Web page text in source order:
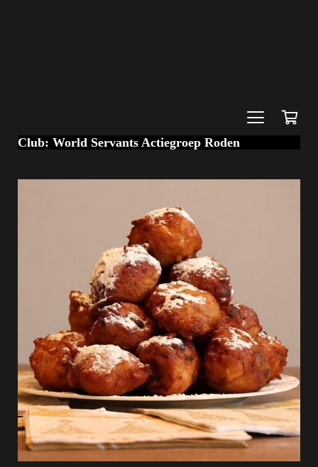
Club: World Servants Actiegroep Roden